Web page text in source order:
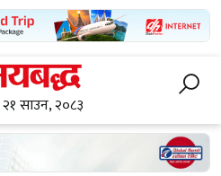
२१ साउन, २०८३